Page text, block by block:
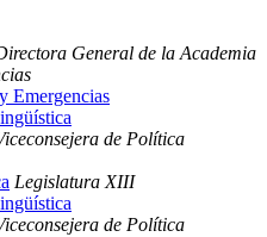
General de la Academia
Emergencias
de Política
Legislatura XIII
de Política